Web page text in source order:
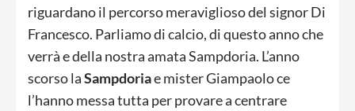
riguardano il percorso meraviglioso del signor Di
Francesco. Parliamo di calcio, di questo anno che
verrà e della nostra amata Sampdoria. L’anno
scorso laSampdoriae mister Giampaolo ce
l’hanno messa tutta per provare a centrare